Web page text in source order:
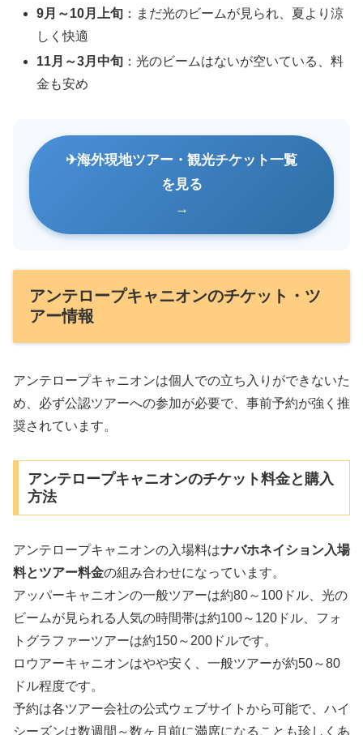
9月～10月上旬 ：まだ光のビームが見られ、夏より涼
しく快適
11月～3月中旬 ：光のビームはないが空いている、料
金も安め
海外現地ツアー・観光チケット一覧
を見る
アンテロープキャニオンのチケット・ツ
アー情報
アンテロープキャニオンは個人での立ち入りができないた
め、必ず公認ツアーへの参加が必要で、事前予約が強く推
奨されています。
アンテロープキャニオンのチケット料金と購入
方法
アンテロープキャニオンの入場料はナバホネイション入場
料とツアー料金の組み合わせになっています。
アッパーキャニオンの一般ツアーは約80～100ドル、光の
ビームが見られる人気の時間帯は約100～120ドル、フォ
トグラファーツアーは約150～200ドルです。
ロウアーキャニオンはやや安く、一般ツアーが約50～80
ドル程度です。
予約は各ツアー会社の公式ウェブサイトから可能で、ハイ
シーズンは数週間～数ヶ月前に満席になることも珍しくあ